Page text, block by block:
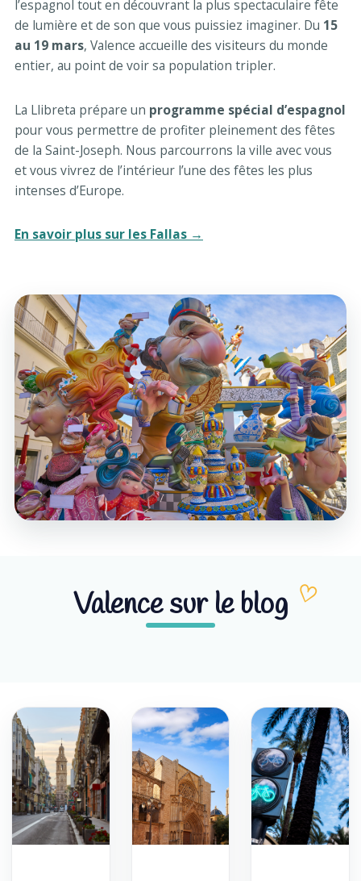
l’espagnol tout en découvrant la plus spectaculaire fête
de lumière et de son que vous puissiez imaginer. Du 15
au 19 mars, Valence accueille des visiteurs du monde
entier, au point de voir sa population tripler.
La Llibreta prépare un programme spécial d’espagnol
pour vous permettre de profiter pleinement des fêtes
de la Saint-Joseph. Nous parcourrons la ville avec vous
et vous vivrez de l’intérieur l’une des fêtes les plus
intenses d’Europe.
En savoir plus sur les Fallas →
Valence sur le blog